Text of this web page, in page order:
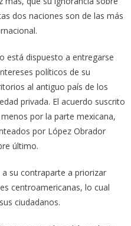
dos naciones son de las más
está dispuesto a entregarse
políticos de su
al antiguo país de los
privada. El acuerdo suscrito
por la parte mexicana,
por López Obrador
último.
su contraparte a priorizar
centroamericanas, lo cual
ciudadanos.